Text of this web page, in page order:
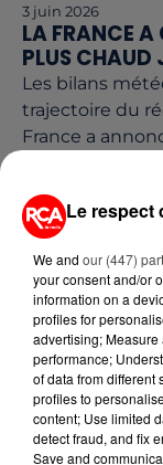
3 juin 2026
LA FRANCE A
PLUS CHAUD
Les bilans
trajectoire du
France a
Le respect
We and our (447)
your consent and/or
information on a
profiles for
advertising;
performance;
of data from different
profiles to
content; Use limited
detect fraud, and fix
Save and